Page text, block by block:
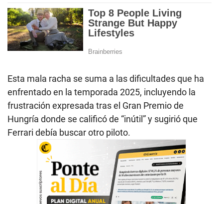
Esta mala racha se suma a las dificultades que ha
enfrentado en la temporada 2025, incluyendo la
frustración expresada tras el Gran Premio de
Hungría donde se calificó de “inútil” y sugirió que
Ferrari debía buscar otro piloto.